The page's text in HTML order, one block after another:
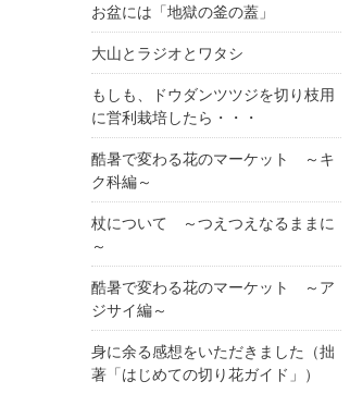
お盆には「地獄の釜の蓋」
大山とラジオとワタシ
もしも、ドウダンツツジを切り枝用
に営利栽培したら・・・
酷暑で変わる花のマーケット ～キ
ク科編～
杖について ～つえつえなるままに
～
酷暑で変わる花のマーケット ～ア
ジサイ編～
身に余る感想をいただきました（拙
著「はじめての切り花ガイド」）